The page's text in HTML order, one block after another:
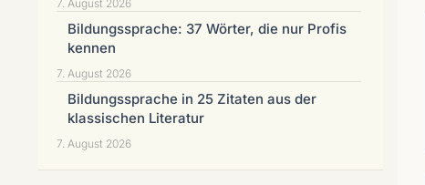
7. August 2026
Bildungssprache: 37 Wörter, die nur Profis
kennen
7. August 2026
Bildungssprache in 25 Zitaten aus der
klassischen Literatur
7. August 2026